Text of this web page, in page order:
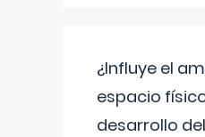
¿Influye el
espacio
desarrollo